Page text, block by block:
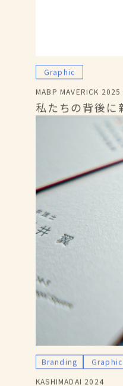
Graphic
MABP MAVERICK 2025
私たちの背後に
Branding Graphic
KASHIMADAI 2024